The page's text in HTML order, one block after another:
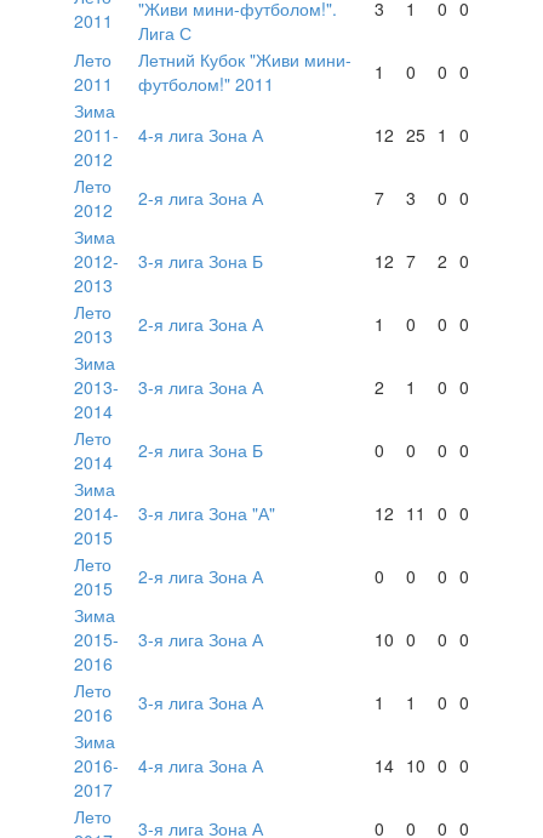
2011
"Живи мини-футболом!".
Лига С
3 1 0 0
Лето
2011
Летний Кубок "Живи мини-
футболом!" 2011
1 0 0 0
Зима
2011-
2012
4-я лига Зона А 12 25 1 0
Лето
2012
2-я лига Зона А 7 3 0 0
Зима
2012-
2013
3-я лига Зона Б 12 7 2 0
Лето
2013
2-я лига Зона А 1 0 0 0
Зима
2013-
2014
3-я лига Зона А 2 1 0 0
Лето
2014
2-я лига Зона Б 0 0 0 0
Зима
2014-
2015
3-я лига Зона "А" 12 11 0 0
Лето
2015
2-я лига Зона А 0 0 0 0
Зима
2015-
2016
3-я лига Зона А 10 0 0 0
Лето
2016
3-я лига Зона А 1 1 0 0
Зима
2016-
2017
4-я лига Зона А 14 10 0 0
Лето
3-я лига Зона А 0 0 0 0